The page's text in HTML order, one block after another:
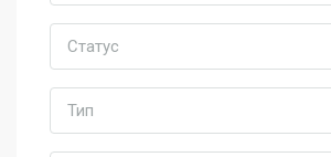
Статус
Тип